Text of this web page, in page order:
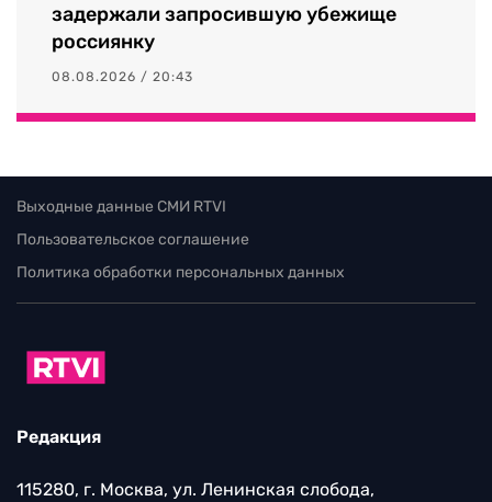
задержали запросившую убежище
россиянку
08.08.2026 / 20:43
Выходные данные СМИ RTVI
Пользовательское соглашение
Политика обработки персональных данных
Редакция
115280, г. Москва, ул. Ленинская слобода,